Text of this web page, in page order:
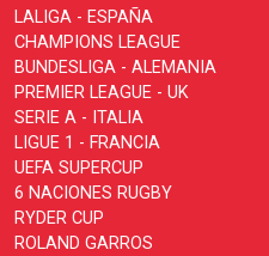
LALIGA - ESPAÑA
CHAMPIONS LEAGUE
BUNDESLIGA - ALEMANIA
PREMIER LEAGUE - UK
SERIE A - ITALIA
LIGUE 1 - FRANCIA
UEFA SUPERCUP
6 NACIONES RUGBY
RYDER CUP
ROLAND GARROS